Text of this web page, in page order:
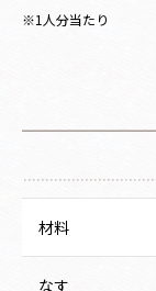
※1人分当たり
材料
なす